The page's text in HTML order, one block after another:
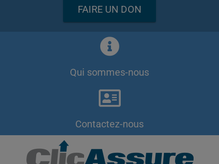
FAIRE UN DON
Qui sommes-nous
Contactez-nous